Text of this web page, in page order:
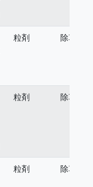
粒剤 除草剤
粒剤 除草剤
粒剤 除草剤